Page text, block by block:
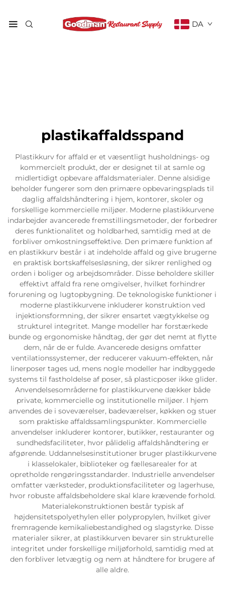
DA
plastikaffaldsspand
Plastikkurv for affald er et væsentligt husholdnings- og
kommercielt produkt, der er designet til at samle og
midlertidigt opbevare affaldsmaterialer. Denne alsidige
beholder fungerer som den primære opbevaringsplads til
daglig affaldshåndtering i hjem, kontorer, skoler og
forskellige kommercielle miljøer. Moderne plastikkurvene
indarbejder avancerede fremstillingsmetoder, der forbedrer
deres funktionalitet og holdbarhed, samtidig med at de
forbliver omkostningseffektive. Den primære funktion af
en plastikkurv består i at indeholde affald og give brugerne
en praktisk bortskaffelsesløsning, der sikrer renlighed og
orden i boliger og arbejdsområder. Disse beholdere skiller
effektivt affald fra rene omgivelser, hvilket forhindrer
forurening og lugtopbygning. De teknologiske funktioner i
moderne plastikkurvene inkluderer konstruktion ved
injektionsformning, der sikrer ensartet vægtykkelse og
strukturel integritet. Mange modeller har forstærkede
bunde og ergonomiske håndtag, der gør det nemt at flytte
dem, når de er fulde. Avancerede designs omfatter
ventilationssystemer, der reducerer vakuum-effekten, når
linerposer tages ud, mens nogle modeller har indbyggede
systems til fastholdelse af poser, så plasticposer ikke glider.
Anvendelsesområderne for plastikkurvene dækker både
private, kommercielle og institutionelle miljøer. I hjem
anvendes de i soveværelser, badeværelser, køkken og stuer
som praktiske affaldssamlingspunkter. Kommercielle
anvendelser inkluderer kontorer, butikker, restauranter og
sundhedsfaciliteter, hvor pålidelig affaldshåndtering er
afgørende. Uddannelsesinstitutioner bruger plastikkurvene
i klasselokaler, biblioteker og fællesarealer for at
opretholde rengøringsstandarder. Industrielle anvendelser
omfatter værksteder, produktionsfaciliteter og lagerhuse,
hvor robuste affaldsbeholdere skal klare krævende forhold.
Materialekonstruktionen består typisk af
højdensitetspolyethylen eller polypropylen, hvilket giver
fremragende kemikaliebestandighed og slagstyrke. Disse
materialer sikrer, at plastikkurven bevarer sin strukturelle
integritet under forskellige miljøforhold, samtidig med at
den forbliver letvægtig og nem at håndtere for brugere af
alle aldre.